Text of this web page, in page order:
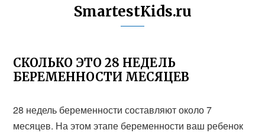
SmartestKids.ru
СКОЛЬКО ЭТО 28 НЕДЕЛЬ
БЕРЕМЕННОСТИ МЕСЯЦЕВ
28 недель беременности составляют около 7
месяцев. На этом этапе беременности ваш ребенок